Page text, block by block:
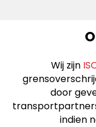
Wij zijn
door
indien